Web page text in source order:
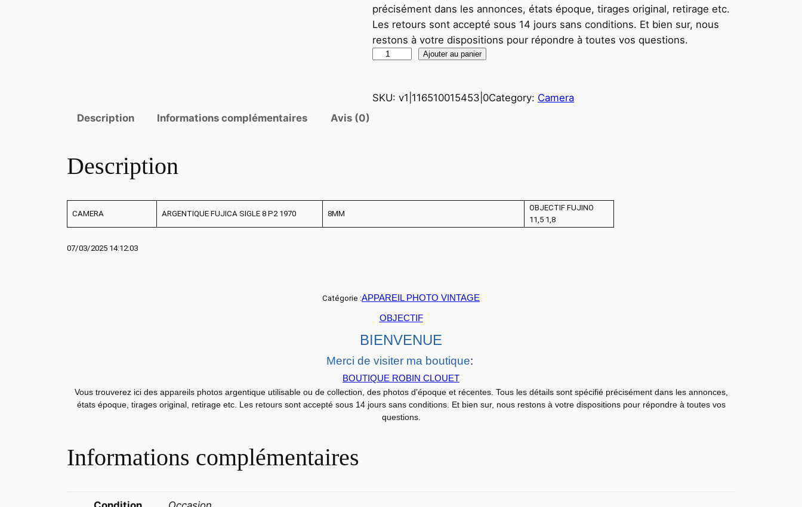
précisément dans les annonces, états époque, tirages original, retirage etc.
Les retours sont accepté sous 14 jours sans conditions. Et bien sur, nous
restons à votre dispositions pour répondre à toutes vos questions.
n
A
A
G
E
N
T
I
Q
Ajouter au panier
SKU: v1|116510015453|0Category: Camera
Description
Informations complémentaires Avis (0)
Description
CAMERA ARGENTIQUE FUJICA SIGLE 8 P2 1970 8MM
OBJECTIF FUJINO
11,5 1,8
07/03/2025 14:12:03
Catégorie :APPAREIL PHOTO VINTAGE
OBJECTIF
BIENVENUE
Merci de visiter ma boutique:
BOUTIQUE ROBIN CLOUET
Vous trouverez ici des appareils photos argentique utilisable ou de collection, des photos d’époque et récentes. Tous les détails sont spécifié précisément dans les annonces,
états époque, tirages original, retirage etc. Les retours sont accepté sous 14 jours sans conditions. Et bien sur, nous restons à votre dispositions pour répondre à toutes vos
questions.
Informations complémentaires